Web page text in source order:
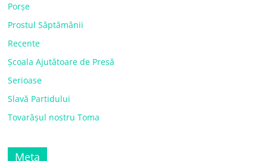
Porșe
Prostul Săptămânii
Recente
Școala Ajutătoare de Presă
Serioase
Slavă Partidului
Tovarășul nostru Toma
Meta